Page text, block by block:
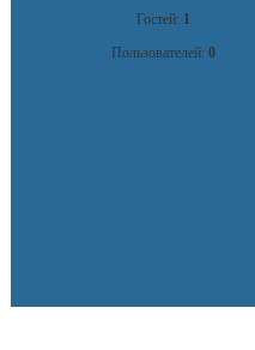
Гостей: 1
Пользователей: 0